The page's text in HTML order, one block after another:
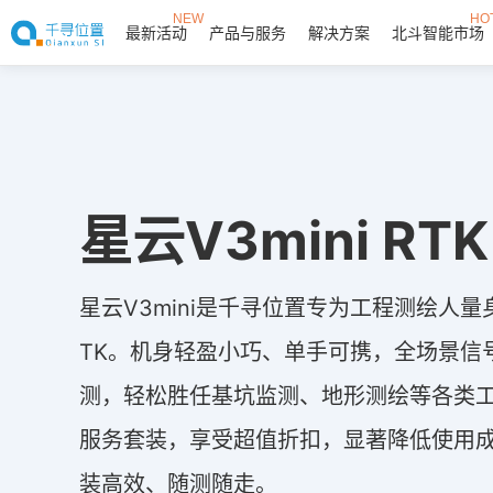
最新活动
NEW
产品与服务 解决方案 北斗智能市场
星云V3mini RTK
星云V3mini是千寻位置专为工程测绘人量
TK。机身轻盈小巧、单手可携，全场景信
测，轻松胜任基坑监测、地形测绘等各类
服务套装，享受超值折扣，显著降低使用
装高效、随测随走。